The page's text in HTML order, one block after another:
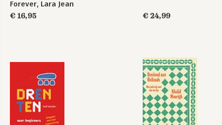
Forever, Lara Jean
€ 16,95
€ 24,99